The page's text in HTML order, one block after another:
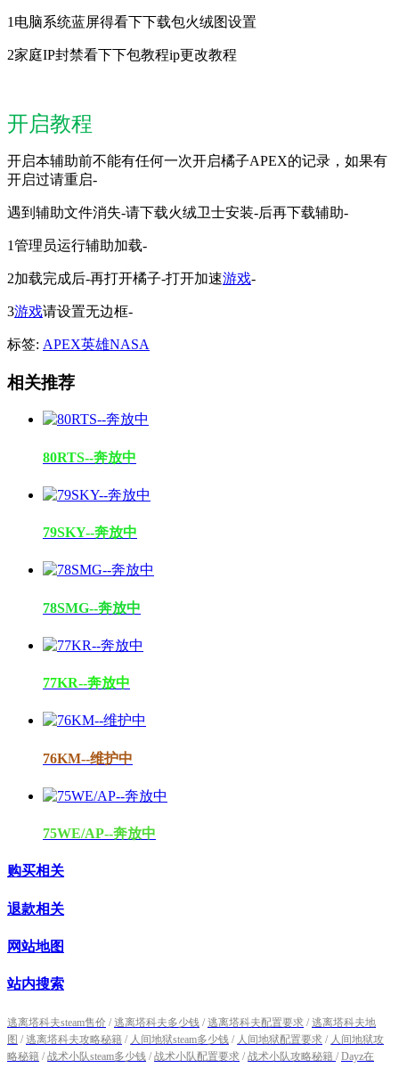
1电脑系统蓝屏得看下下载包火绒图设置
2家庭IP封禁看下下包教程ip更改教程
开启教程
开启本辅助前不能有任何一次开启橘子APEX的记录，如果有
开启过请重启-
遇到辅助文件消失-请下载火绒卫士安装-后再下载辅助-
1管理员运行辅助加载-
2加载完成后-再打开橘子-打开加速游戏-
3游戏请设置无边框-
标签: APEX英雄NASA
相关推荐
80RTS--奔放中
79SKY--奔放中
78SMG--奔放中
77KR--奔放中
76KM--维护中
75WE/AP--奔放中
购买相关
退款相关
网站地图
站内搜索
逃离塔科夫steam售价 / 逃离塔科夫多少钱 / 逃离塔科夫配置要求 / 逃离塔科夫地
图 / 逃离塔科夫攻略秘籍 / 人间地狱steam多少钱 / 人间地狱配置要求 / 人间地狱攻
略秘籍 / 战术小队steam多少钱 / 战术小队配置要求 / 战术小队攻略秘籍 / Dayz在